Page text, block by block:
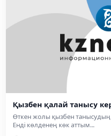
Қызбен қалай танысу
Өткен жолы қызбен танысудың
Енді көлденең көк аттым...